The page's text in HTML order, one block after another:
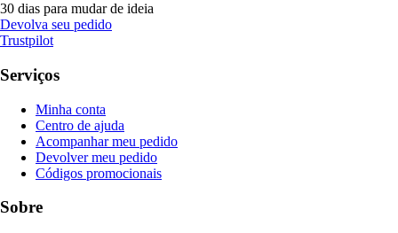
30 dias para mudar de ideia
Devolva seu pedido
Trustpilot
Serviços
Minha conta
Centro de ajuda
Acompanhar meu pedido
Devolver meu pedido
Códigos promocionais
Sobre